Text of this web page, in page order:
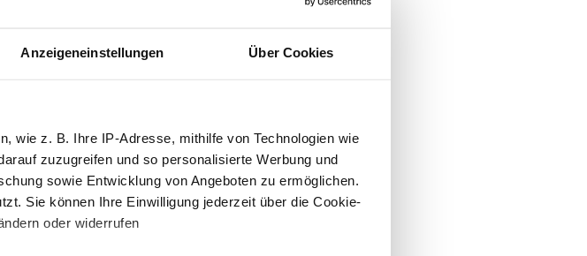
Anzeigeneinstellungen Über Cookies
wie z. B. Ihre IP-Adresse, mithilfe von Technologien wie
zuzugreifen und so personalisierte Werbung und
sowie Entwicklung von Angeboten zu ermöglichen.
Sie können Ihre Einwilligung jederzeit über die Cookie-
oder widerrufen